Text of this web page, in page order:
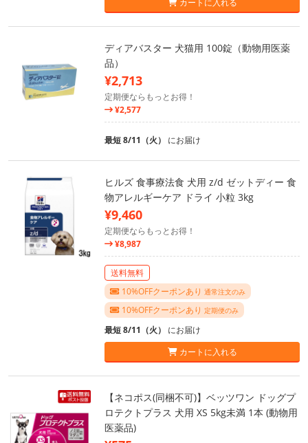
カートに入れる
ディアバスター 犬猫用 100錠（動物用医薬
品）
¥2,713
定期便ならもっとお得！
¥2,577
最短 8/11（火） にお届け
ヒルズ 食事療法食 犬用 z/d ゼットディー 食
物アレルギーケア ドライ 小粒 3kg
¥9,460
定期便ならもっとお得！
¥8,987
送料無料
10%OFFクーポンあり 通常注文のみ
10%OFFクーポンあり 定期便のみ
最短 8/11（火） にお届け
カートに入れる
【ネコポス(同梱不可)】ベッツワン ドッグプ
ロテクトプラス 犬用 XS 5kg未満 1本 (動物用
医薬品)